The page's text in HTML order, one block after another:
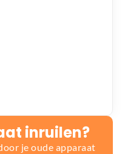
inruilen?
je oude apparaat